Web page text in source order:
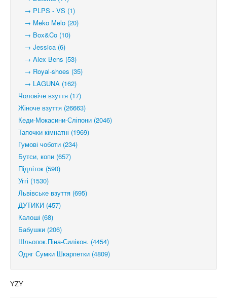
→ PLPS - VS (1)
→ Meko Melo (20)
→ Box&Co (10)
→ Jessica (6)
→ Alex Bens (53)
→ Royal-shoes (35)
→ LAGUNA (162)
Чоловіче взуття (17)
Жіноче взуття (26663)
Кеди-Мокасини-Сліпони (2046)
Тапочки кімнатні (1969)
Гумові чоботи (234)
Бутси, копи (657)
Підліток (590)
Уггі (1530)
Львівське взуття (695)
ДУТИКИ (457)
Калоші (68)
Бабушки (206)
Шльопок.Піна-Силікон. (4454)
Одяг Сумки Шкарпетки (4809)
YZY